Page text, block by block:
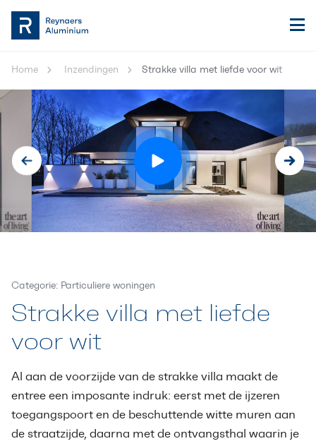
Home Inzendingen Strakke villa met liefde voor wit
Categorie: Particuliere woningen
Strakke villa met liefde
voor wit
Al aan de voorzijde van de strakke villa maakt de
entree een imposante indruk: eerst met de ijzeren
toegangspoort en de beschuttende witte muren aan
de straatzijde, daarna met de ontvangsthal waarin je